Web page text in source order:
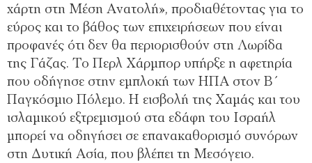
χάρτη στη Μέση Ανατολή», προδιαθέτοντας για το
εύρος και το βάθος των επιχειρήσεων που είναι
προφανές ότι δεν θα περιορισθούν στη Λωρίδα
της Γάζας. Το Περλ Χάρμπορ υπήρξε η αφετηρία
που οδήγησε στην εμπλοκή των ΗΠΑ στον Β΄
Παγκόσμιο Πόλεμο. Η εισβολή της Χαμάς και του
ισλαμικού εξτρεμισμού στα εδάφη του Ισραήλ
μπορεί να οδηγήσει σε επανακαθορισμό συνόρων
στη Δυτική Ασία, που βλέπει τη Μεσόγειο.